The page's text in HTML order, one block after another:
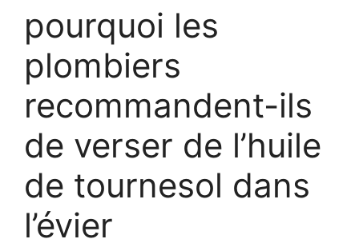
pourquoi les
plombiers
recommandent-ils
de verser de l’huile
de tournesol dans
l’évier